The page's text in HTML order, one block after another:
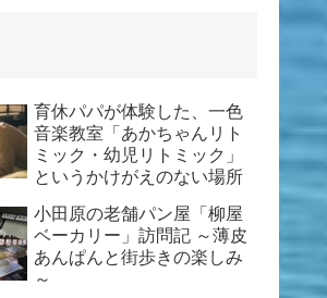
育休パパが体験した、一色
音楽教室「あかちゃんリト
ミック・幼児リトミック」
というかけがえのない場所
小田原の老舗パン屋「柳屋
ベーカリー」訪問記 ～薄皮
あんぱんと街歩きの楽しみ
～